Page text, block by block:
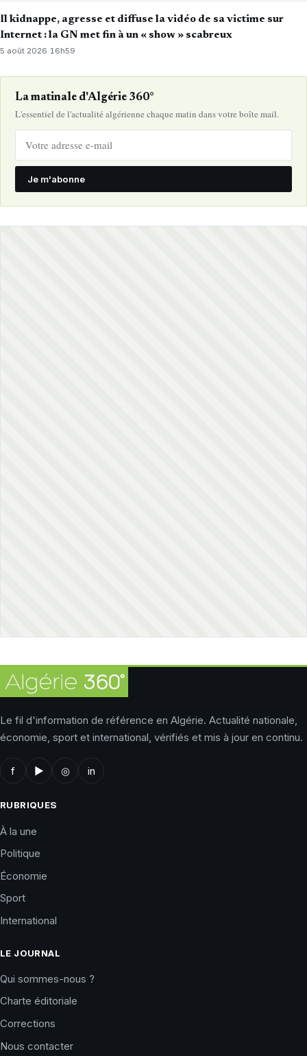
Il kidnappe, agresse et diffuse la vidéo de sa victime sur
Internet : la GN met fin à un « show » scabreux
5 août 2026·16h59
La matinale d'Algérie 360°
L'essentiel de l'actualité algérienne chaque matin dans votre boîte mail.
Je m'abonne
Le fil d'information de référence en Algérie. Actualité nationale,
économie, sport et international, vérifiés et mis à jour en continu.
f ▶ ◎ in
RUBRIQUES
À la une
Politique
Économie
Sport
International
LE JOURNAL
Qui sommes-nous ?
Charte éditoriale
Corrections
Nous contacter